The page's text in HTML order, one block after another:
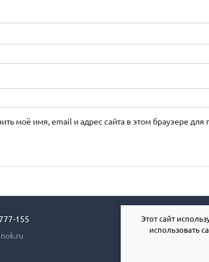
моё имя, email и адрес сайта в этом браузере
155
Этот сайт
использовать